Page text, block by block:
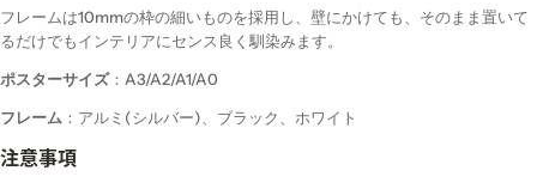
フレームは10mmの枠の細いものを採用し、壁にかけても、そのまま置いて
るだけでもインテリアにセンス良く馴染みます。
ポスターサイズ：A3/A2/A1/A0
フレーム ：アルミ(シルバー)、ブラック、ホワイト
注意事項